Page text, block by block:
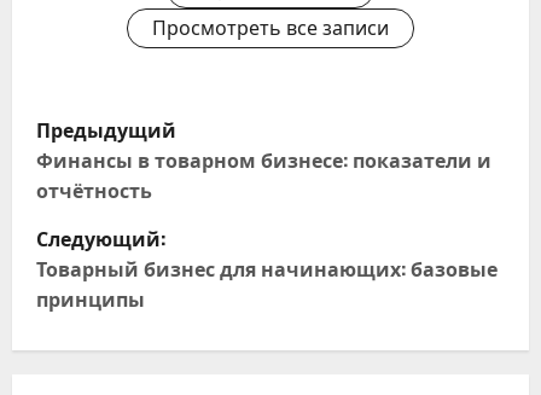
Просмотреть все записи
Н
а
в
и
г
Предыдущий
Финансы в товарном бизнесе: показатели и
отчётность
Следующий:
Товарный бизнес для начинающих: базовые
принципы